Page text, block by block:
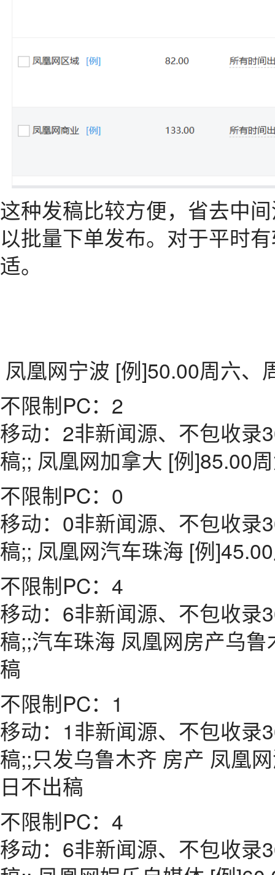
这种发稿比较方便，省去中
以批量下单发布。对于平时
适。
凤凰网宁波 [例]50.00周六、
不限制PC：2
移动：2非新闻源、不包收录
稿;; 凤凰网加拿大 [例]85.00
不限制PC：0
移动：0非新闻源、不包收录
稿;; 凤凰网汽车珠海 [例
不限制PC：4
移动：6非新闻源、不包收录
稿;;汽车珠海 凤凰网房产乌
稿
不限制PC：1
移动：1非新闻源、不包收录
稿;;只发乌鲁木齐 房产 凤凰
日不出稿
不限制PC：4
移动：6非新闻源、不包收录